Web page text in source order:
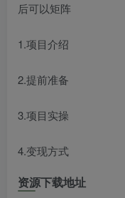
后可以矩阵
1.项目介绍
2.提前准备
3.项目实操
4.变现方式
资源下载地址